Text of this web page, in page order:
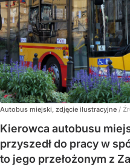
Autobus miejski, zdjęcie ilustracyjne /
Kierowca autobusu
przyszedł do pracy w
to jego przełożonym z